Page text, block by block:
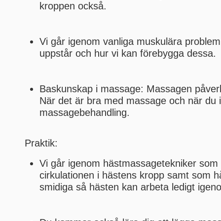
kroppen också.
Vi går igenom vanliga muskulära
uppstår och hur vi kan förebygga dessa.
Baskunskap i massage: Massagen
När det är bra med massage och när du
massagebehandling.
Praktik:
Vi går igenom hästmassagetekniker som
cirkulationen i hästens kropp samt som
smidiga så hästen kan arbeta ledigt